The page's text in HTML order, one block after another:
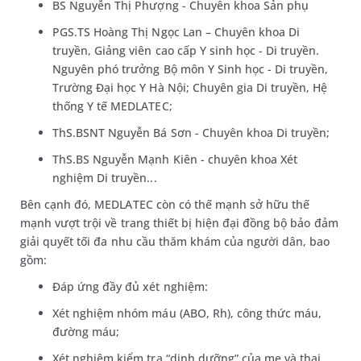
BS Nguyễn Thị Phượng - Chuyên khoa Sản phụ
PGS.TS Hoàng Thị Ngọc Lan – Chuyên khoa Di
truyền, Giảng viên cao cấp Y sinh học - Di truyền.
Nguyên phó trưởng Bộ môn Y Sinh học - Di truyền,
Trường Đại học Y Hà Nội; Chuyên gia Di truyền, Hệ
thống Y tế MEDLATEC;
ThS.BSNT Nguyễn Bá Sơn - Chuyên khoa Di truyền;
ThS.BS Nguyễn Mạnh Kiên - chuyên khoa Xét
nghiệm Di truyền...
Bên cạnh đó, MEDLATEC còn có thế mạnh sở hữu thế
mạnh vượt trội về trang thiết bị hiện đại đồng bộ bảo đảm
giải quyết tối đa nhu cầu thăm khám của người dân, bao
gồm:
Đáp ứng đầy đủ xét nghiệm:
Xét nghiệm nhóm máu (ABO, Rh), công thức máu,
đường máu;